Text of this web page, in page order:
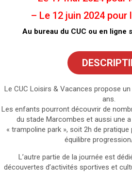
– Le 12 juin 2024 pour
Au bureau du CUC ou en ligne
Le CUC Loisirs & Vacances propose
ans.
Les enfants pourront découvrir de
du stade Marcombes et aussi une
« trampoline park », soit 2h de pratique
équilibre
L’autre partie de la journée est
découvertes d’activités sportives et